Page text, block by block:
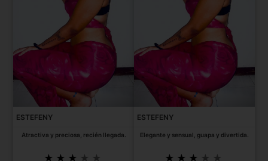
ESTEFENY
Atractiva y preciosa, recién llegada.
ESTEFENY
Elegante y sensual, guapa y divertida.